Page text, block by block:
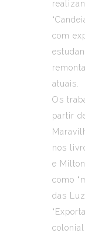
com
atuais.
Os
partir
nos
e
como
das